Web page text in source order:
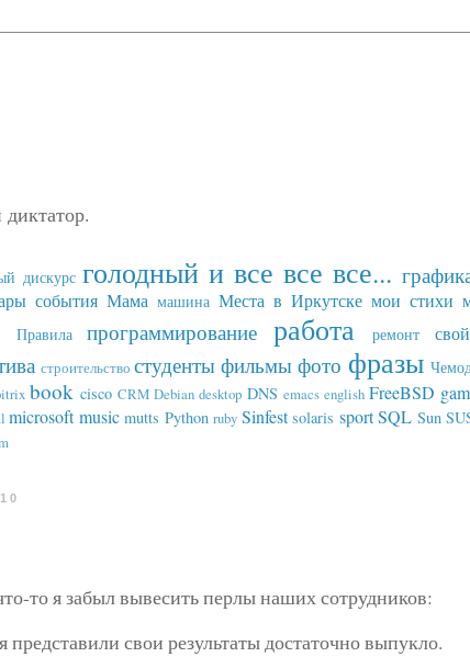
дискурс голодный и все все все...
события Мама машина Места в Иркутске мои стихи
Правила программирование работа ремонт
строительство студенты фильмы фото фразы
book cisco CRM Debian desktop DNS emacs english FreeBSD
microsoft music mutts Python ruby Sinfest solaris sport SQL Sun
то я забыл вывесить перлы наших сотрудников:
свои результаты достаточно выпукло.